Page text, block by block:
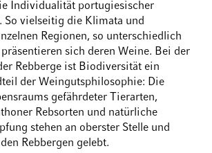
Individualität portugiesischer
So vielseitig die Klimata und
Regionen, so unterschiedlich
sich deren Weine. Bei der
Rebberge ist Biodiversität ein
der Weingutsphilosophie: Die
gefährdeter Tierarten,
Rebsorten und natürliche
stehen an oberster Stelle und
Rebbergen gelebt.